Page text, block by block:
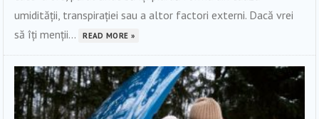
umidității, transpirației sau a altor factori externi. Dacă vrei
să îți menții...
READ MORE »